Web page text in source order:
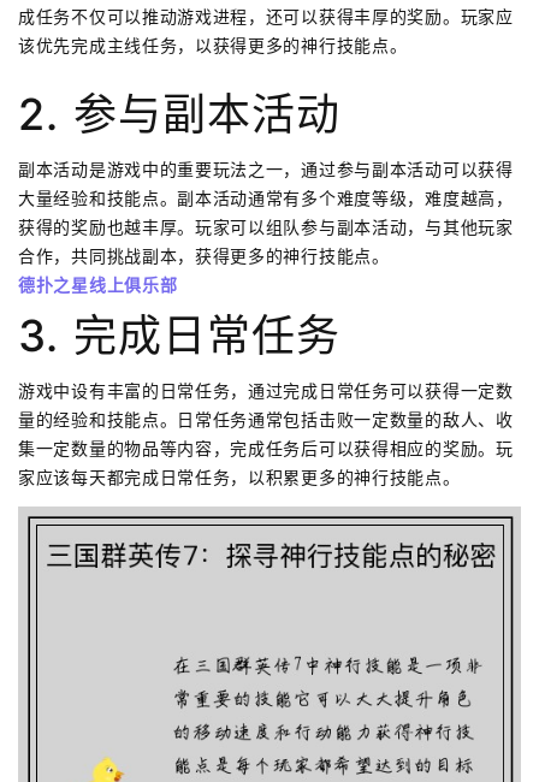
成任务不仅可以推动游戏进程，还可以获得丰厚的奖励。玩家应
该优先完成主线任务，以获得更多的神行技能点。
2. 参与副本活动
副本活动是游戏中的重要玩法之一，通过参与副本活动可以获得
大量经验和技能点。副本活动通常有多个难度等级，难度越高，
获得的奖励也越丰厚。玩家可以组队参与副本活动，与其他玩家
合作，共同挑战副本，获得更多的神行技能点。
德扑之星线上俱乐部
3. 完成日常任务
游戏中设有丰富的日常任务，通过完成日常任务可以获得一定数
量的经验和技能点。日常任务通常包括击败一定数量的敌人、收
集一定数量的物品等内容，完成任务后可以获得相应的奖励。玩
家应该每天都完成日常任务，以积累更多的神行技能点。